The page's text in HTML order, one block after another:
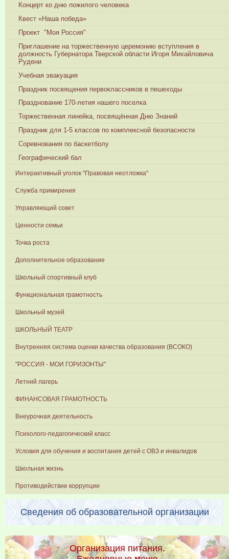
Концерт ко дню пожилого человека
Квест «Наша победа»
Проект "Моя Россия"
Приглашение на торжественную церемонию вступления в
должность Губернатора Тверской области Игоря Михайловича
Рудени
Учебная эвакуация
Праздник посвящения первоклассников в пешеходы
Празднование 170-летия нашего поселка
Торжественная линейка, посвящённая Дню Знаний
Праздник для 1-5 классов по комплексной безопасности
Соревнования по баскетболу
Географический бал
Интерактивный уголок "Правовая неотложка"
Служба примирения
Управляющий совет
Ценности семьи
Точка роста
Дополнительное образование
Школьный спортивный клуб
Функциональная грамотность
Школьный музей
ШКОЛЬНЫЙ ТЕАТР
Внутренняя система оценки качества образования (ВСОКО)
"РОССИЯ - МОИ ГОРИЗОНТЫ"
Летний лагерь
ФИНАНСОВАЯ ГРАМОТНОСТЬ
Внеурочная деятельность
Психолого-педагогический класс
Условия для обучения и воспитания детей с ОВЗ и инвалидов
Школьная жизнь
Противодействие коррупции
Сведения об образовательной организации
Организация питания.